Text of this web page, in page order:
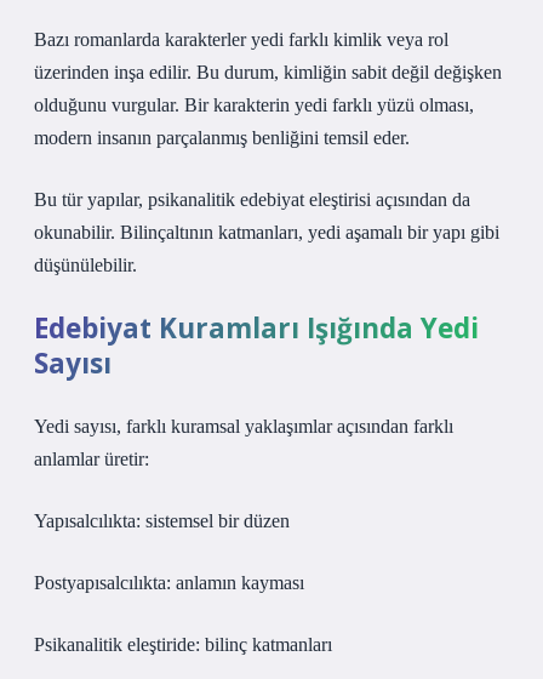
Bazı romanlarda karakterler yedi farklı kimlik veya rol
üzerinden inşa edilir. Bu durum, kimliğin sabit değil değişken
olduğunu vurgular. Bir karakterin yedi farklı yüzü olması,
modern insanın parçalanmış benliğini temsil eder.
Bu tür yapılar, psikanalitik edebiyat eleştirisi açısından da
okunabilir. Bilinçaltının katmanları, yedi aşamalı bir yapı gibi
düşünülebilir.
Edebiyat Kuramları Işığında Yedi
Sayısı
Yedi sayısı, farklı kuramsal yaklaşımlar açısından farklı
anlamlar üretir:
Yapısalcılıkta: sistemsel bir düzen
Postyapısalcılıkta: anlamın kayması
Psikanalitik eleştiride: bilinç katmanları